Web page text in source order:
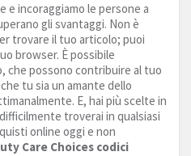
e incoraggiamo le persone a
gli svantaggi. Non è
trovare il tuo articolo; puoi
browser. È possibile
che possono contribuire al tuo
tu sia un amante dello
E, hai più scelte in
troverai in qualsiasi
online oggi e non
Care Choices codici